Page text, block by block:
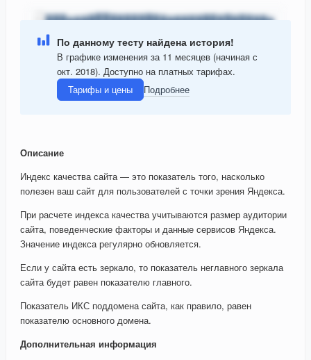
По данному тесту найдена история!
В графике изменения за 11 месяцев (начиная с
окт. 2018). Доступно на платных тарифах.
Тарифы и цены
Подробнее
Описание
Индекс качества сайта — это показатель того, насколько
полезен ваш сайт для пользователей с точки зрения Яндекса.
При расчете индекса качества учитываются размер аудитории
сайта, поведенческие факторы и данные сервисов Яндекса.
Значение индекса регулярно обновляется.
Если у сайта есть зеркало, то показатель неглавного зеркала
сайта будет равен показателю главного.
Показатель ИКС поддомена сайта, как правило, равен
показателю основного домена.
Дополнительная информация